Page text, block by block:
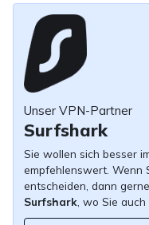
Unser VPN-Partner
Surfshark
Sie wollen sich besser
empfehlenswert. Wenn
entscheiden, dann
Surfshark, wo Sie auch